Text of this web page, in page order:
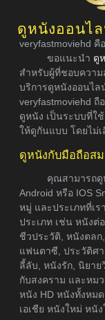
ดูหนังออนไ
veryfastmoviehd คื
ขอแนะนำ ดู
สำหรับผู้ที่ชอบความ
บริการดูหนังออนไล
veryfastmoviehd
ดูหนัง เป็นระบบที่ใ
ให้ดูกันแบบ โดยไม่เ
ดูหนังกับมือถือส
คุณสามารถดู
Android หรือ IOS
หมู่ และประเภทที่เร
ประเภท เช่น หนังต่
ชีวประวัติ, หนังตล
แฟนตาซี, ประวัติศา
ลี้ลับ, หนังรัก, นิยาย
กับสงคราม และหม
หนัง HD หนังทั้งหม
เอเชีย หนังใหม่ หนั